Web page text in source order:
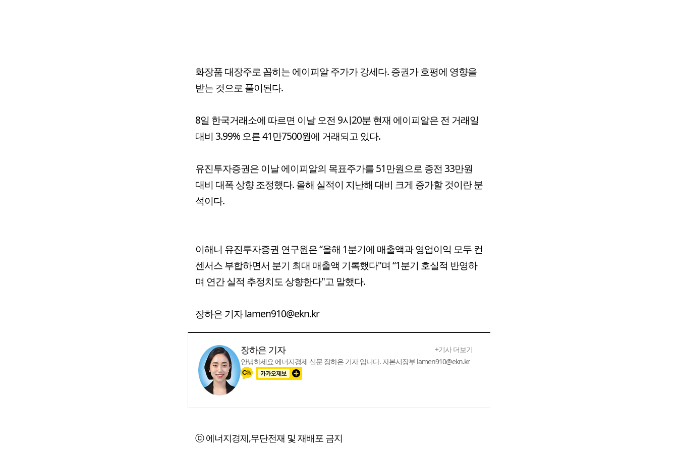
화장품 대장주로 꼽히는 에이피알 주가가 강세다. 증권가 호평에 영향을
받는 것으로 풀이된다.
8일 한국거래소에 따르면 이날 오전 9시20분 현재 에이피알은 전 거래일
대비 3.99% 오른 41만7500원에 거래되고 있다.
유진투자증권은 이날 에이피알의 목표주가를 51만원으로 종전 33만원
대비 대폭 상향 조정했다. 올해 실적이 지난해 대비 크게 증가할 것이란 분
석이다.
이해니 유진투자증권 연구원은 “올해 1분기에 매출액과 영업이익 모두 컨
센서스 부합하면서 분기 최대 매출액 기록했다"며 “1분기 호실적 반영하
며 연간 실적 추정치도 상향한다"고 말했다.
장하은 기자 lamen910@ekn.kr
장하은 기자
+기사 더보기
안녕하세요 에너지경제 신문 장하은 기자 입니다. 자본시장부 lamen910@ekn.kr
ⓒ 에너지경제,무단전재 및 재배포 금지